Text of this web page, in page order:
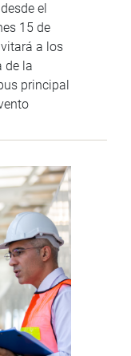
el
15 de
a los
de la
principal